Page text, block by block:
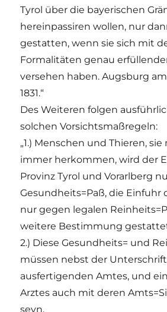
Tyrol über die bayerischen
hereinpassiren wollen, nur
gestatten, wenn sie sich mit
Formalitäten genau
versehen haben. Augsburg
1831.“
Des Weiteren folgen
solchen Vorsichtsmaßregeln:
„1.) Menschen und Thieren,
immer herkommen, wird der
Provinz Tyrol und Vorarlberg
Gesundheits=Paß, die Einfuhr
nur gegen legalen
weitere Bestimmung
2.) Diese Gesundheits= und
müssen nebst der
ausfertigenden Amtes, und
Arztes auch mit deren
seyn.